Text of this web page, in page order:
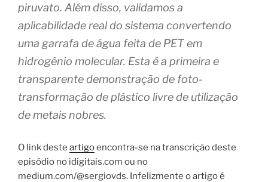
piruvato. Além disso, validamos a
aplicabilidade real do sistema convertendo
uma garrafa de água feita de PET em
hidrogênio molecular. Esta é a primeira e
transparente demonstração de foto-
transformação de plástico livre de utilização
de metais nobres.
O link deste artigoencontra-se na transcrição deste
episódio no idigitais.com ou no
medium.com/@sergiovds. Infelizmente o artigo é